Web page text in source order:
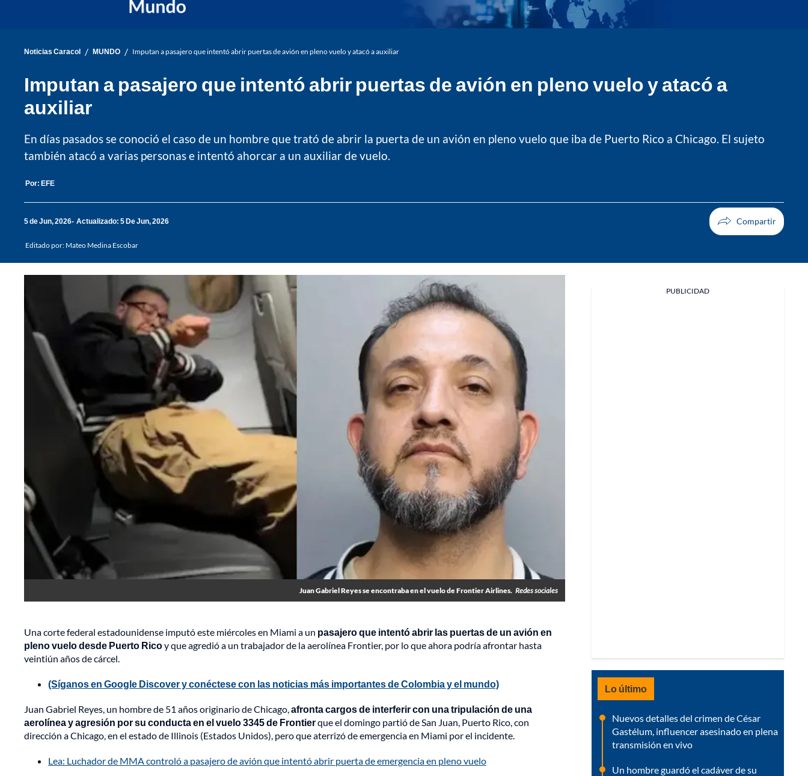
Noticias Caracol / MUNDO / Imputan a pasajero que intentó abrir puertas de avión en pleno vuelo y atacó a auxiliar
Imputan a pasajero que intentó abrir puertas de avión en pleno vuelo y atacó a
auxiliar
En días pasados se conoció el caso de un hombre que trató de abrir la puerta de un avión en pleno vuelo que iba de Puerto Rico a Chicago. El sujeto
también atacó a varias personas e intentó ahorcar a un auxiliar de vuelo.
Por: EFE
5 de Jun, 2026 Actualizado: 5 De Jun, 2026
Editado por: Mateo Medina Escobar
Juan Gabriel Reyes se encontraba en el vuelo de Frontier Airlines. Redes sociales
Una corte federal estadounidense imputó este miércoles en Miami a un pasajero que intentó abrir las puertas de un avión en
pleno vuelo desde Puerto Ricoy que agredió a un trabajador de la aerolínea Frontier, por lo que ahora podría afrontar hasta
veintiún años de cárcel.
(Síganos en Google Discover y conéctese con las noticias más importantes de Colombia y el mundo)
Juan Gabriel Reyes, un hombre de 51 años originario de Chicago,afronta cargos de interferir con una tripulación de una
aerolínea y agresión por su conducta en el vuelo 3345 de Frontierque el domingo partió de San Juan, Puerto Rico, con
dirección a Chicago, en el estado de Illinois (Estados Unidos), pero que aterrizó de emergencia en Miami por el incidente.
Lea: Luchador de MMA controló a pasajero de avión que intentó abrir puerta de emergencia en pleno vuelo
PUBLICIDAD
Lo último
Nuevos detalles del crimen de César
Gastélum, influencer asesinado en plena
transmisión en vivo
Un hombre guardó el cadáver de su